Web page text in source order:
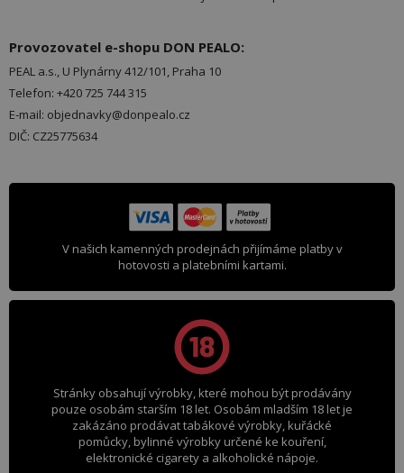
Provozovatel e-shopu DON PEALO:
PEAL a.s., U Plynárny 412/101, Praha 10
Telefon: +420 725 744 315
E-mail: objednavky@donpealo.cz
DIČ: CZ25775634
V našich kamenných prodejnách přijímáme platby v
hotovosti a platebními kartami.
Stránky obsahují výrobky, které mohou být prodávány
pouze osobám starším 18 let. Osobám mladším 18 let je
zakázáno prodávat tabákové výrobky, kuřácké
pomůcky, bylinné výrobky určené ke kouření,
elektronické cigarety a alkoholické nápoje.